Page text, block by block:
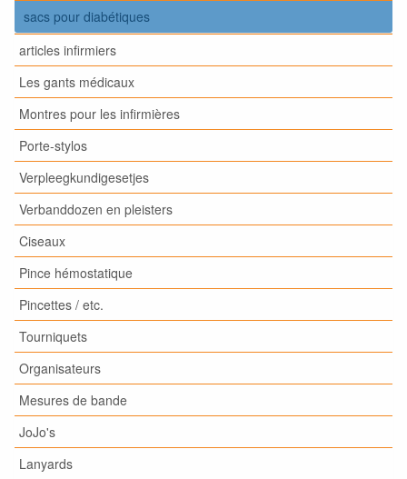
sacs pour diabétiques
articles infirmiers
Les gants médicaux
Montres pour les infirmières
Porte-stylos
Verpleegkundigesetjes
Verbanddozen en pleisters
Ciseaux
Pince hémostatique
Pincettes / etc.
Tourniquets
Organisateurs
Mesures de bande
JoJo's
Lanyards